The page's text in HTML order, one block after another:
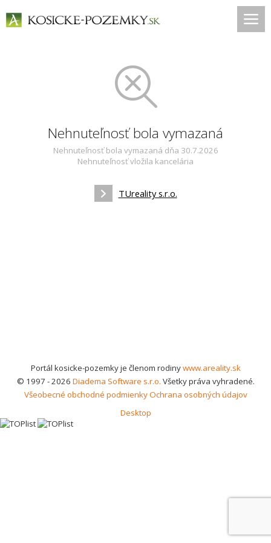
Nehnuteľnosť bola vymazaná
Nehnuteľnosť bola vymazaná dňa 30.7.2026
Nehnuteľnosť vložila kancelária
TUreality s.r.o.
Portál kosicke-pozemky je členom rodinywww.areality.sk
© 1997 - 2026 Diadema Software s.r.o. Všetky práva vyhradené.
Všeobecné obchodné podmienkyOchrana osobných údajov
Desktop